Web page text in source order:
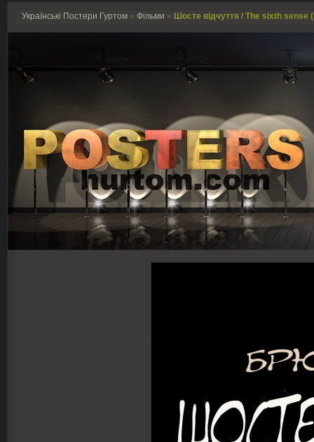
Українські Постери Гуртом » Фільми » Шосте відчуття / The sixth sense